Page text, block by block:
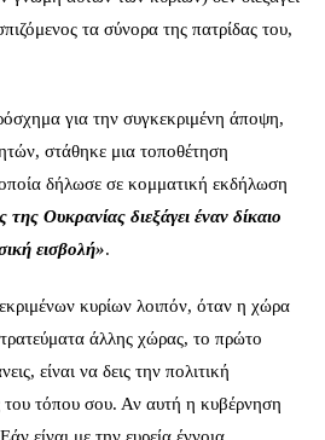
τα σύνορα της πατρίδας του,
για την συγκεκριμένη άποψη,
στάθηκε μια τοποθέτηση
δήλωσε σε κομματική εκδήλωση
Ουκρανίας διεξάγει έναν δίκαιο
εισβολή».
κυρίων λοιπόν, όταν η χώρα
άλλης χώρας, το πρώτο
είναι να δεις την πολιτική
του τόπου σου. Αν αυτή η κυβέρνηση
είναι με την ευρεία έννοια